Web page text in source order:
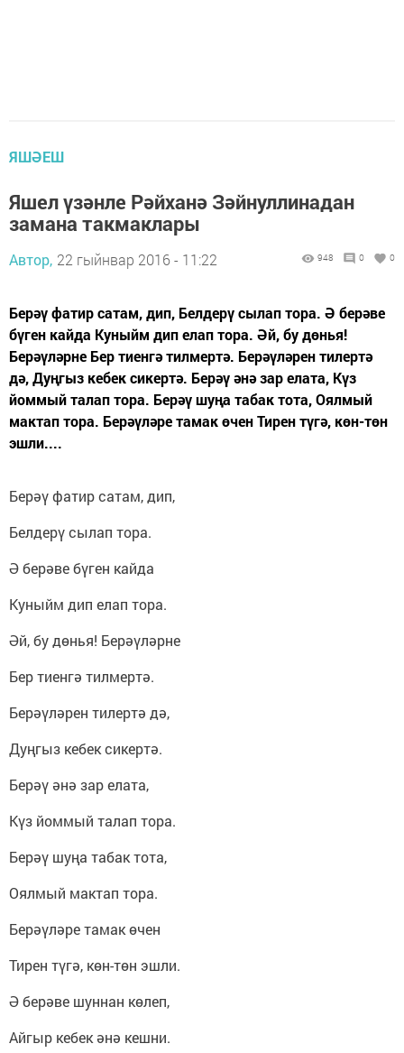
ЯШӘЕШ
Яшел үзәнле Рәйханә Зәйнуллинадан
замана такмаклары
Автор, 22 гыйнвар 2016 - 11:22 948 0 0
Берәү фатир сатам, дип, Белдерү сылап тора. Ә берәве
бүген кайда Куныйм дип елап тора. Әй, бу дөнья!
Берәүләрне Бер тиенгә тилмертә. Берәүләрен тилертә
дә, Дуңгыз кебек сикертә. Берәү әнә зар елата, Күз
йоммый талап тора. Берәү шуңа табак тота, Оялмый
мактап тора. Берәүләре тамак өчен Тирен түгә, көн-төн
эшли....
Берәү фатир сатам, дип,
Белдерү сылап тора.
Ә берәве бүген кайда
Куныйм дип елап тора.
Әй, бу дөнья! Берәүләрне
Бер тиенгә тилмертә.
Берәүләрен тилертә дә,
Дуңгыз кебек сикертә.
Берәү әнә зар елата,
Күз йоммый талап тора.
Берәү шуңа табак тота,
Оялмый мактап тора.
Берәүләре тамак өчен
Тирен түгә, көн-төн эшли.
Ә берәве шуннан көлеп,
Айгыр кебек әнә кешни.